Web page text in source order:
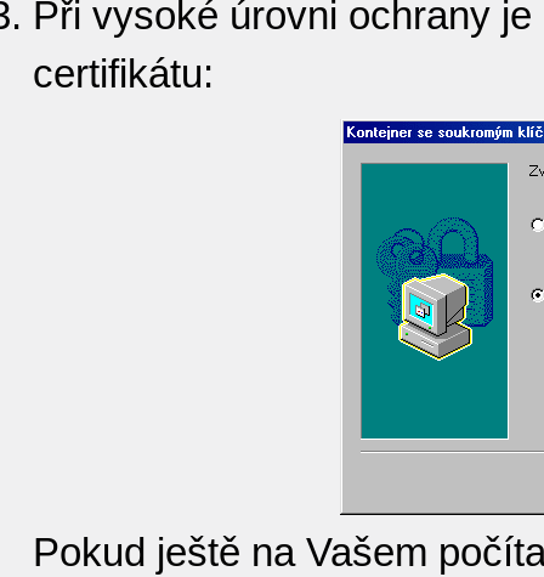
Při vysoké úrovni ochrany
certifikátu:
Pokud ještě na Vašem